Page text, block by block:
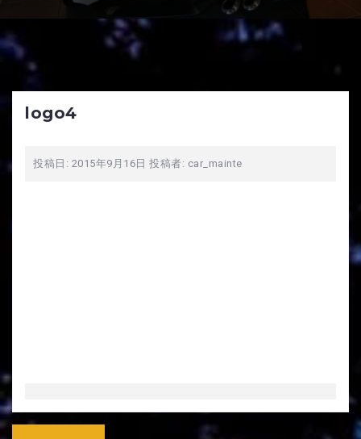
logo4
投稿日: 2015年9月16日 投稿者: car_mainte